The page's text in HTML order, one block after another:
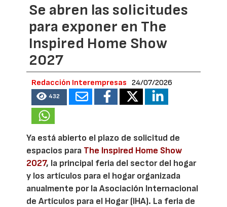
Se abren las solicitudes
para exponer en The
Inspired Home Show
2027
Redacción Interempresas 24/07/2026
432
Ya está abierto el plazo de solicitud de
espacios para The Inspired Home Show
2027, la principal feria del sector del hogar
y los artículos para el hogar organizada
anualmente por la Asociación Internacional
de Artículos para el Hogar (IHA). La feria de